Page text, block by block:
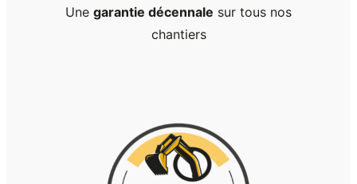
Une garantie décennale sur tous nos
chantiers